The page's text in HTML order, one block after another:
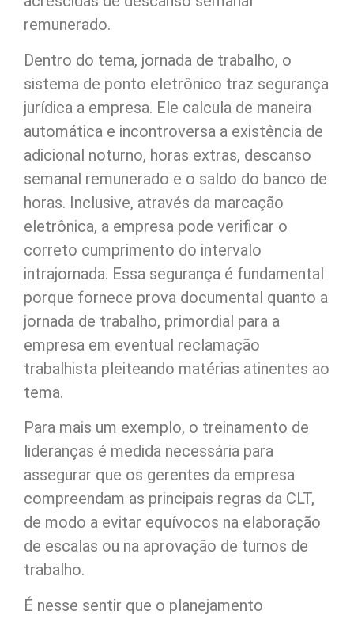
remunerado.
Dentro do tema, jornada de trabalho, o
sistema de ponto eletrônico traz segurança
jurídica a empresa. Ele calcula de maneira
automática e incontroversa a existência de
adicional noturno, horas extras, descanso
semanal remunerado e o saldo do banco de
horas. Inclusive, através da marcação
eletrônica, a empresa pode verificar o
correto cumprimento do intervalo
intrajornada. Essa segurança é fundamental
porque fornece prova documental quanto a
jornada de trabalho, primordial para a
empresa em eventual reclamação
trabalhista pleiteando matérias atinentes ao
tema.
Para mais um exemplo, o treinamento de
lideranças é medida necessária para
assegurar que os gerentes da empresa
compreendam as principais regras da CLT,
de modo a evitar equívocos na elaboração
de escalas ou na aprovação de turnos de
trabalho.
É nesse sentir que o planejamento